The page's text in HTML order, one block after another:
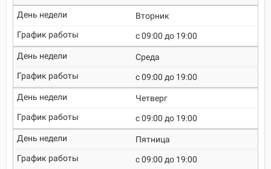
Вторник
c 09:00 до 19:00
Среда
c 09:00 до 19:00
Четверг
c 09:00 до 19:00
Пятница
c 09:00 до 19:00